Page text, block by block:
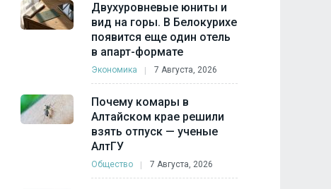
Двухуровневые юниты и
вид на горы. В Белокурихе
появится еще один отель
в апарт-формате
Экономика 7 Августа, 2026
Почему комары в
Алтайском крае решили
взять отпуск — ученые
АлтГУ
Общество 7 Августа, 2026